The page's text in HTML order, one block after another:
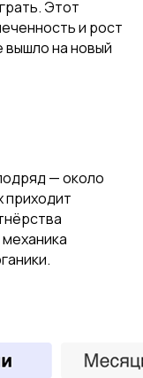
Этот
и рост
вышло на новый
— около
приходит